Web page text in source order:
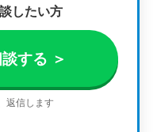
したい方
する ＞
返信します